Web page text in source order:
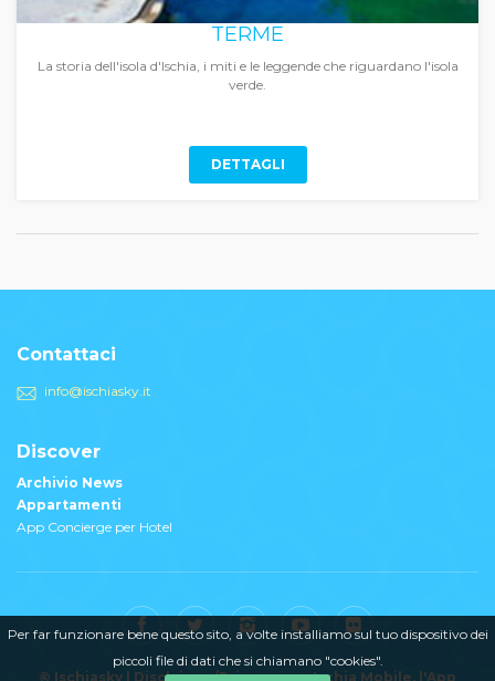
Per far funzionare bene questo sito, a volte installiamo sul tuo dispositivo dei
piccoli file di dati che si chiamano "cookies".
TERME
La storia dell'isola d'Ischia, i miti e le leggende che riguardano l'isola
verde.
DETTAGLI
Contattaci
info@ischiasky.it
Discover
Archivio News
Appartamenti
App Concierge per Hotel
© Ischiasky | Disclaimer/Privacy Ischia Mobile, l'App